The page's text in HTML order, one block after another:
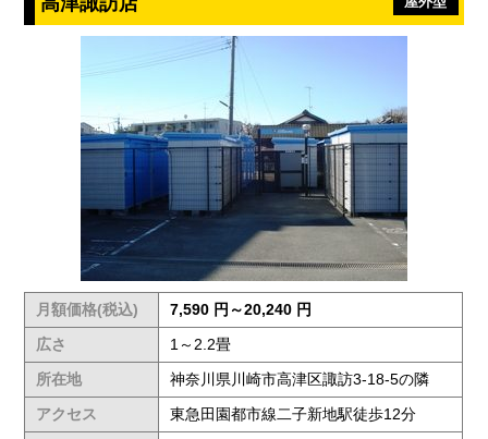
月額価格(税込)
7,590 円～20,240 円
広さ
1～2.2畳
所在地
神奈川県川崎市高津区諏訪3-18-5の隣
アクセス
東急田園都市線二子新地駅徒歩12分